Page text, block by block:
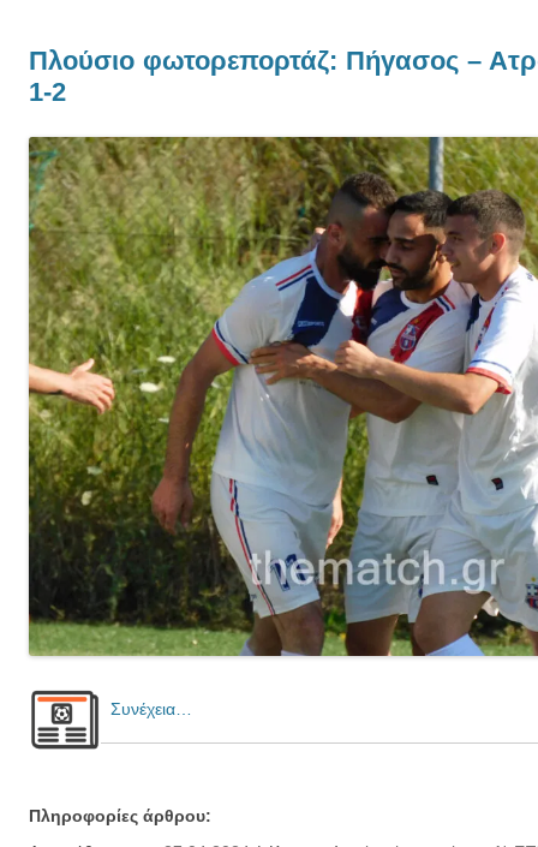
Πλούσιο φωτορεπορτάζ: Πήγασος –
1-2
Συνέχεια…
Πληροφορίες άρθρου: